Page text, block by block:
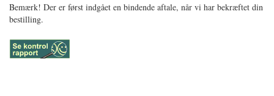
Bemærk! Der er først indgået en bindende aftale, når vi har bekræftet din
bestilling.